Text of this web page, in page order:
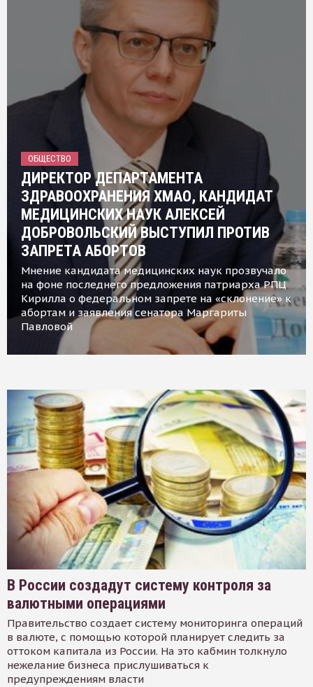
ОБЩЕСТВО
ДИРЕКТОР ДЕПАРТАМЕНТА
ЗДРАВООХРАНЕНИЯ ХМАО, КАНДИДАТ
МЕДИЦИНСКИХ НАУК АЛЕКСЕЙ
ДОБРОВОЛЬСКИЙ ВЫСТУПИЛ ПРОТИВ
ЗАПРЕТА АБОРТОВ
Мнение кандидата медицинских наук прозвучало
на фоне последнего предложения патриарха РПЦ
Кирилла о федеральном запрете на «склонение» к
абортам и заявления сенатора Маргариты
Павловой
В России создадут систему контроля за
валютными операциями
Правительство создает систему мониторинга операций
в валюте, с помощью которой планирует следить за
оттоком капитала из России. На это кабмин толкнуло
нежелание бизнеса прислушиваться к
предупреждениям власти